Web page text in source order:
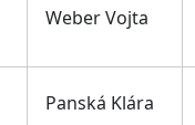
Weber Vojta
Panská Klára